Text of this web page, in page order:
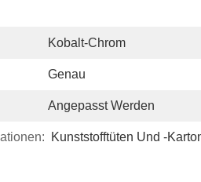
Kobalt-Chrom
Genau
Angepasst Werden
Kunststofftüten Und -